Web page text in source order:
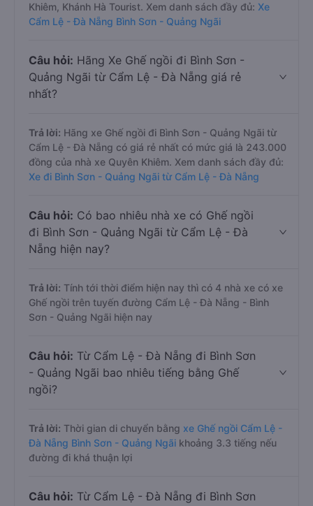
Khiêm, Khánh Hà Tourist. Xem danh sách đầy đủ: Xe
Cẩm Lệ - Đà Nẵng Bình Sơn - Quảng Ngãi
Câu hỏi: Hãng Xe Ghế ngồi đi Bình Sơn -
Quảng Ngãi từ Cẩm Lệ - Đà Nẵng giá rẻ
nhất?
Trả lời: Hãng xe Ghế ngồi đi Bình Sơn - Quảng Ngãi từ
Cẩm Lệ - Đà Nẵng có giá rẻ nhất có mức giá là 243.000
đồng của nhà xe Quyên Khiêm. Xem danh sách đầy đủ:
Xe đi Bình Sơn - Quảng Ngãi từ Cẩm Lệ - Đà Nẵng
Câu hỏi: Có bao nhiêu nhà xe có Ghế ngồi
đi Bình Sơn - Quảng Ngãi từ Cẩm Lệ - Đà
Nẵng hiện nay?
Trả lời: Tính tới thời điểm hiện nay thì có 4 nhà xe có xe
Ghế ngồi trên tuyến đường Cẩm Lệ - Đà Nẵng - Bình
Sơn - Quảng Ngãi hiện nay
Câu hỏi: Từ Cẩm Lệ - Đà Nẵng đi Bình Sơn
- Quảng Ngãi bao nhiêu tiếng bằng Ghế
ngồi?
Trả lời: Thời gian di chuyển bằng xe Ghế ngồi Cẩm Lệ -
Đà Nẵng Bình Sơn - Quảng Ngãi khoảng 3.3 tiếng nếu
đường đi khá thuận lợi
Câu hỏi: Từ Cẩm Lệ - Đà Nẵng đi Bình Sơn